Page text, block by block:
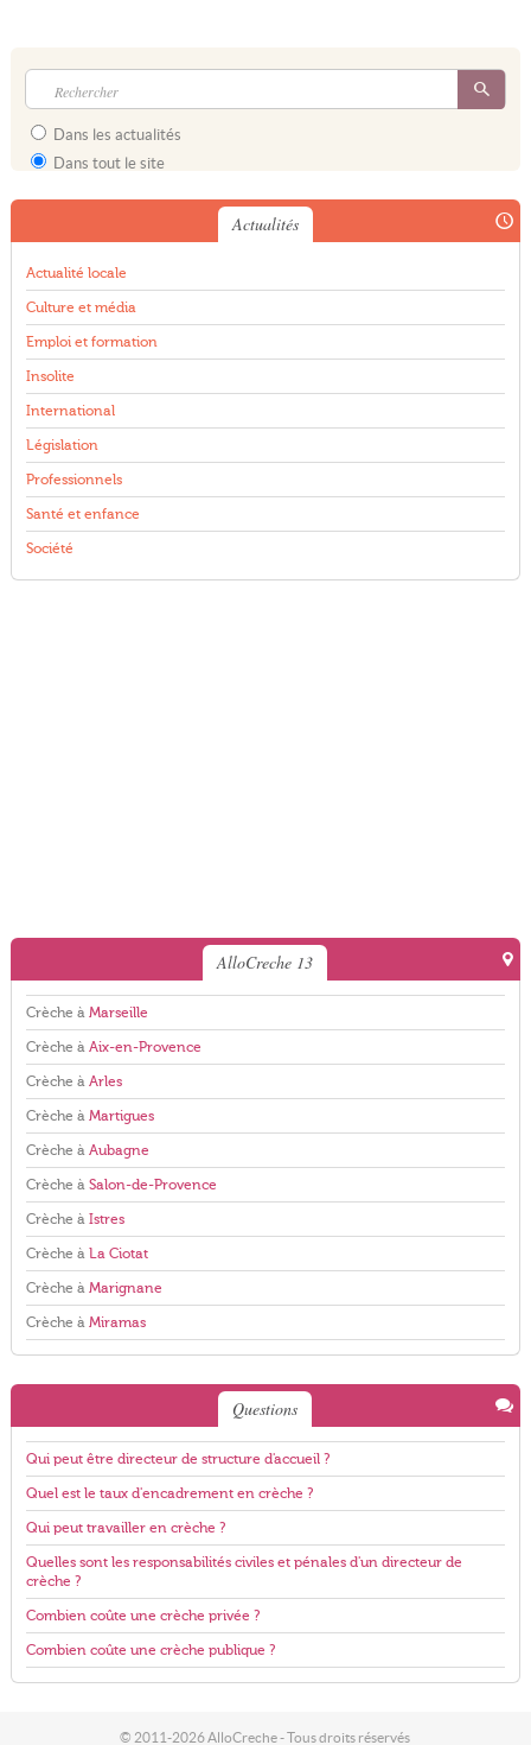
Dans les actualités
Dans tout le site
Actualités
Actualité locale
Culture et média
Emploi et formation
Insolite
International
Législation
Professionnels
Santé et enfance
Société
AlloCreche 13
Crèche à Marseille
Crèche à Aix-en-Provence
Crèche à Arles
Crèche à Martigues
Crèche à Aubagne
Crèche à Salon-de-Provence
Crèche à Istres
Crèche à La Ciotat
Crèche à Marignane
Crèche à Miramas
Questions
Qui peut être directeur de structure d'accueil ?
Quel est le taux d'encadrement en crèche ?
Qui peut travailler en crèche ?
Quelles sont les responsabilités civiles et pénales d'un directeur de
crèche ?
Combien coûte une crèche privée ?
Combien coûte une crèche publique ?
© 2011-2026 AlloCreche - Tous droits réservés